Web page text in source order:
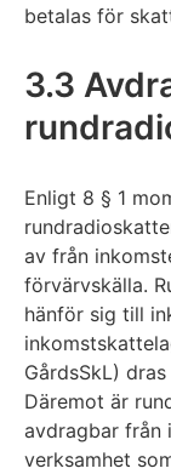
betalas för
3.3
Enligt 8 § 1
av från
förvärvskälla.
hänför sig till
GårdsSkL)
Däremot är
avdragbar från
verksamhet